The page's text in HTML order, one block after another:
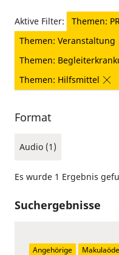
Aktive Filter:
Themen:
Themen: Veranstaltung
Themen:
Themen: Hilfsmittel
Format
Audio (1)
Es wurde 1 Ergebnis
Suchergebnisse
Angehörige